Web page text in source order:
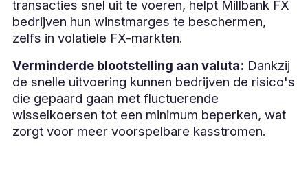
transacties snel uit te voeren, helpt Millbank FX
bedrijven hun winstmarges te beschermen,
zelfs in volatiele FX-markten.
Verminderde blootstelling aan valuta: Dankzij
de snelle uitvoering kunnen bedrijven de risico's
die gepaard gaan met fluctuerende
wisselkoersen tot een minimum beperken, wat
zorgt voor meer voorspelbare kasstromen.